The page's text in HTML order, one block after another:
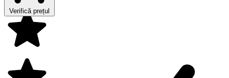
Verifică prețul